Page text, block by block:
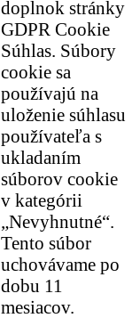
doplnok stránky
GDPR Cookie
Súhlas. Súbory
cookie sa
používajú na
uloženie súhlasu
používateľa s
ukladaním
súborov cookie
v kategórii
„Nevyhnutné“.
Tento súbor
uchovávame po
dobu 11
mesiacov.